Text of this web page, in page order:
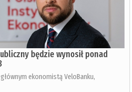
będzie wynosił ponad
głównym ekonomistą VeloBanku,